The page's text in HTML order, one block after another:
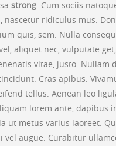
strong. Cum sociis
ridiculus mus.
quis, sem. Nulla
aliquet nec, vulputate
vitae, justo. Nullam
Cras apibus.
tellus. Aenean leo
lorem ante, dapibus
ut metus varius laoreet.
vel augue. Curabitur